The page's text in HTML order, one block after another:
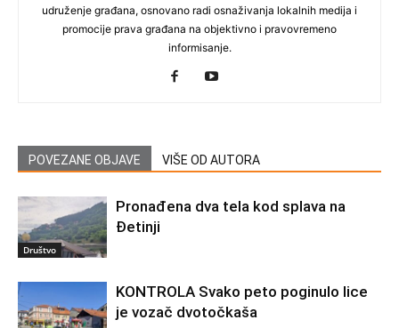
udruženje građana, osnovano radi osnaživanja lokalnih medija i
promocije prava građana na objektivno i pravovremeno
informisanje.
POVEZANE OBJAVE VIŠE OD AUTORA
Društvo
Pronađena dva tela kod splava na
Đetinji
KONTROLA Svako peto poginulo lice
je vozač dvotočkaša